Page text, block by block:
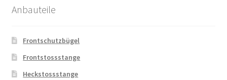
Anbauteile
Frontschutzbügel
Frontstossstange
Heckstossstange